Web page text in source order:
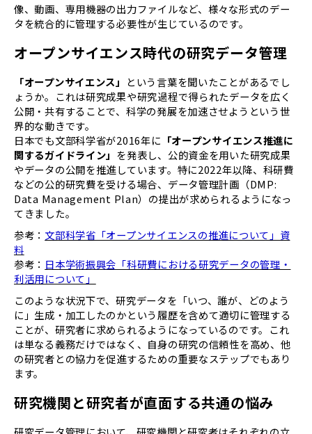
像、動画、専用機器の出力ファイルなど、様々な形式のデー
タを統合的に管理する必要性が生じているのです。
オープンサイエンス時代の研究データ管理
「オープンサイエンス」
という言葉を聞いたことがあるでし
ょうか。これは研究成果や研究過程で得られたデータを広く
公開・共有することで、科学の発展を加速させようという世
界的な動きです。
日本でも文部科学省が2016年に 「オープンサイエンス推進に
関するガイドライン」 を発表し、公的資金を用いた研究成果
やデータの公開を推進しています。特に2022年以降、科研費
などの公的研究費を受ける場合、データ管理計画（DMP:
Data Management Plan）の提出が求められるようになっ
てきました。
参考： 文部科学省「オープンサイエンスの推進について」資
料
参考： 日本学術振興会「科研費における研究データの管理・
利活用について」
このような状況下で、研究データを「いつ、誰が、どのよう
に」生成・加工したのかという履歴を含めて適切に管理する
ことが、研究者に求められるようになっているのです。これ
は単なる義務だけではなく、自身の研究の信頼性を高め、他
の研究者との協力を促進するための重要なステップでもあり
ます。
研究機関と研究者が直面する共通の悩み